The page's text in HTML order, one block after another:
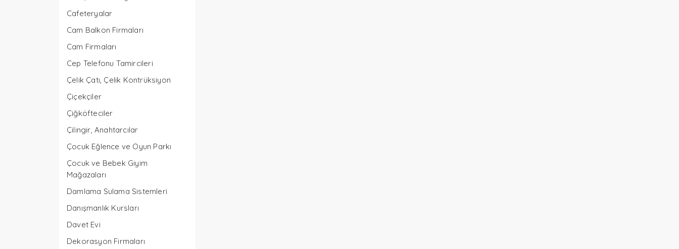
Cafeteryalar
Cam Balkon Firmaları
Cam Firmaları
Cep Telefonu Tamircileri
Çelik Çatı, Çelik Kontrüksiyon
Çiçekçiler
Çiğköfteciler
Çilingir, Anahtarcılar
Çocuk Eğlence ve Oyun Parkı
Çocuk ve Bebek Giyim
Mağazaları
Damlama Sulama Sistemleri
Danışmanlık Kursları
Davet Evi
Dekorasyon Firmaları